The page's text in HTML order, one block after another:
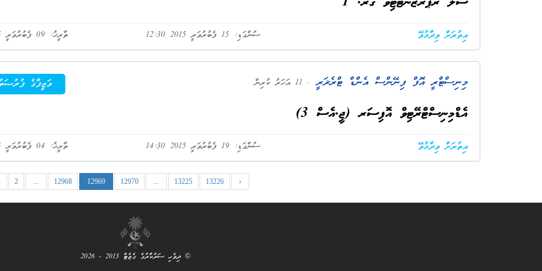
ތާރީޚު: 09 ފެބުރުވަރީ 2015 ސުންގަޑި: 15 ފެބުރުވަރީ 2015 12:30 އިތުރަށް ވިދާޅުވޭ
ވަޒީފާގެ މިނިސްޓްރީ އޮފް ފިނޭންސް އެންޑް ޓްރެޜަރީ . 11 އަހަރު ކުރިން
އެޑްމިނިސްޓްރޭޓިވް އޮފިސަރ (ޖީ.އެސް 3)
ތާރީޚު: 04 ފެބުރުވަރީ 2015 ސުންގަޑި: 19 ފެބުރުވަރީ 2015 14:30 އިތުރަށް ވިދާޅުވޭ
2 ... 12968 12969 12970 ... 13225 13226 ›
© ދިވެހި ސަރުކާރުގެ ގެޒެޓް 2013 - 2026